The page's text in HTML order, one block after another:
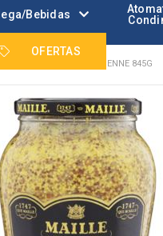
Bebidas
OFERTAS
MD ANTIG L ANCIENNE 845G